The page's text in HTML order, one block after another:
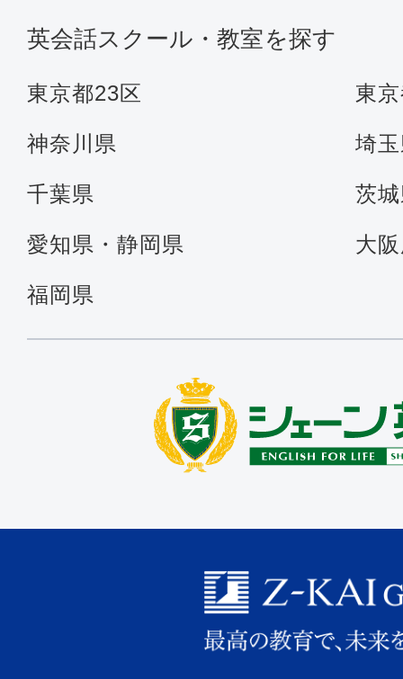
英会話スクール・教室を探す
東京都23区 東
神奈川県 埼
千葉県 茨
愛知県・静岡県 大
福岡県